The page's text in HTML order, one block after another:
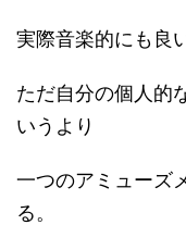
実際音楽的にも良
ただ自分の個人的
いうより
一つのアミューズ
る。